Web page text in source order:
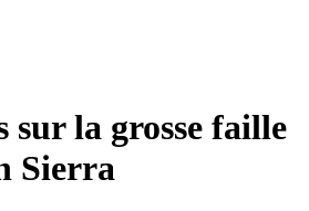
sur la grosse faille
Sierra